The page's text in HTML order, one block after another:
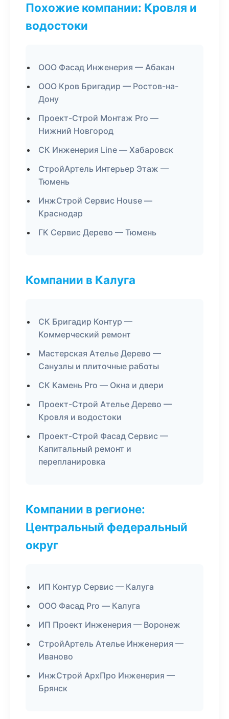
Похожие компании: Кровля и
водостоки
ООО Фасад Инженерия — Абакан
ООО Кров Бригадир — Ростов-на-
Дону
Проект-Строй Монтаж Pro —
Нижний Новгород
СК Инженерия Line — Хабаровск
СтройАртель Интерьер Этаж —
Тюмень
ИнжСтрой Сервис House —
Краснодар
ГК Сервис Дерево — Тюмень
Компании в Калуга
СК Бригадир Контур —
Коммерческий ремонт
Мастерская Ателье Дерево —
Санузлы и плиточные работы
СК Камень Pro — Окна и двери
Проект-Строй Ателье Дерево —
Кровля и водостоки
Проект-Строй Фасад Сервис —
Капитальный ремонт и
перепланировка
Компании в регионе:
Центральный федеральный
округ
ИП Контур Сервис — Калуга
ООО Фасад Pro — Калуга
ИП Проект Инженерия — Воронеж
СтройАртель Ателье Инженерия —
Иваново
ИнжСтрой АрхПро Инженерия —
Брянск